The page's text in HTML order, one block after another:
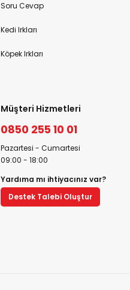
Soru Cevap
Kedi Irkları
Köpek Irkları
Müşteri Hizmetleri
0850 255 10 01
Pazartesi - Cumartesi
09:00 - 18:00
Yardıma mı ihtiyacınız var?
Destek Talebi Oluştur